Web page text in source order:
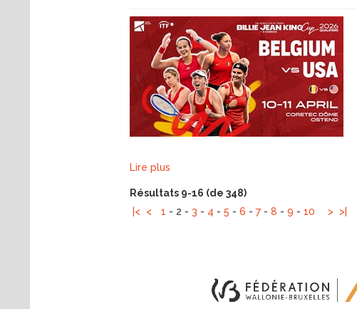
Lire plus
Résultats 9-16 (de 348)
|<
< 1 - 2 - 3 - 4 - 5 - 6 - 7 - 8 - 9 - 10 > >|